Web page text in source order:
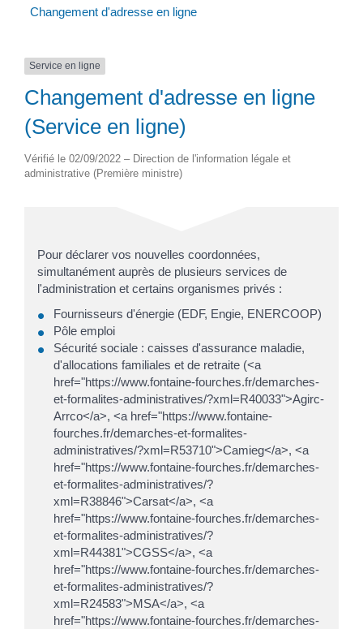
Changement d'adresse en ligne
Service en ligne
Changement d'adresse en ligne
(Service en ligne)
Vérifié le 02/09/2022 – Direction de l'information légale et
administrative (Première ministre)
Pour déclarer vos nouvelles coordonnées,
simultanément auprès de plusieurs services de
l'administration et certains organismes privés :
Fournisseurs d'énergie (EDF, Engie, ENERCOOP)
Pôle emploi
Sécurité sociale : caisses d'assurance maladie,
d'allocations familiales et de retraite (<a
href="https://www.fontaine-fourches.fr/demarches-
et-formalites-administratives/?xml=R40033">Agirc-
Arrco</a>, <a href="https://www.fontaine-
fourches.fr/demarches-et-formalites-
administratives/?xml=R53710">Camieg</a>, <a
href="https://www.fontaine-fourches.fr/demarches-
et-formalites-administratives/?
xml=R38846">Carsat</a>, <a
href="https://www.fontaine-fourches.fr/demarches-
et-formalites-administratives/?
xml=R44381">CGSS</a>, <a
href="https://www.fontaine-fourches.fr/demarches-
et-formalites-administratives/?
xml=R24583">MSA</a>, <a
href="https://www.fontaine-fourches.fr/demarches-